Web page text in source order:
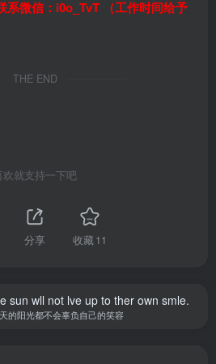
系微信：i0o_TvT （工作时间给予
THE END
欢就支持一下吧
分享 收藏11
sun wll not lve up to ther own smle.
的阳光都不会辜负自己的笑容